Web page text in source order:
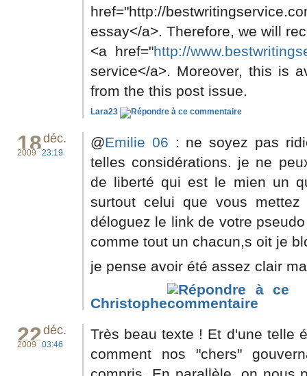
href="http://
essay</a>. Therefore, we will
<a href="http://
service</a>. Moreover, this is
from the this post issue.
Lara23
18déc.
2009 23:19
@Emilie 06 : ne soyez pas
telles considérations. je ne
de liberté qui est le mien un
surtout celui que vous
déloguez le link de votre
comme tout un chacun,s oit je
je pense avoir été assez clair
Christophe
22déc.
2009 03:46
Très beau texte ! Et d'une telle
comment nos "chers"